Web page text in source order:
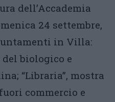
dell’Accademia
24 settembre,
in Villa:
del biologico e
“Libraria”, mostra
commercio e